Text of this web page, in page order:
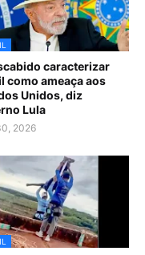
caracterizar
como ameaça aos
Unidos, diz
Lula
2026